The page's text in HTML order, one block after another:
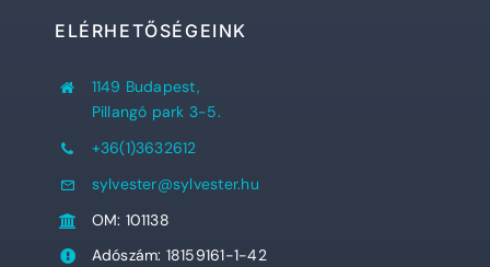
ELÉRHETŐSÉGEINK
1149 Budapest,
Pillangó park 3-5.
+36(1)3632612
sylvester@sylvester.hu
OM: 101138
Adószám: 18159161-1-42